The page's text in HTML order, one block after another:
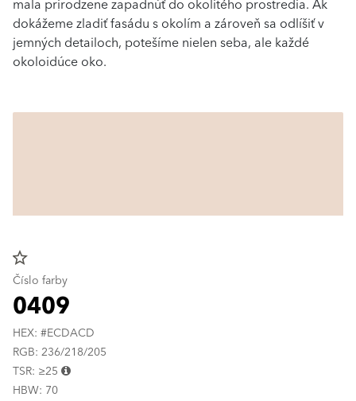
mala prirodzene zapadnúť do okolitého prostredia. Ak
dokážeme zladiť fasádu s okolím a zároveň sa odlíšiť v
jemných detailoch, potešíme nielen seba, ale každé
okoloidúce oko.
star_border
Číslo farby
0409
HEX: #ECDACD
RGB: 236/218/205
TSR: ≥25
HBW: 70